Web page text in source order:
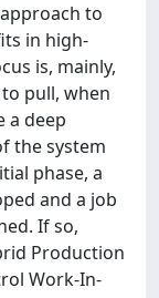
to
in high-
is, mainly,
pull, when
a deep
the system
phase, a
and a job
If so,
Production
Work-In-